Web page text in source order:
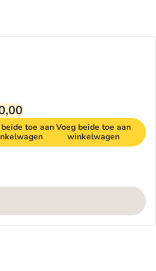
toe aanVoeg beide toe aan
winkelwagen